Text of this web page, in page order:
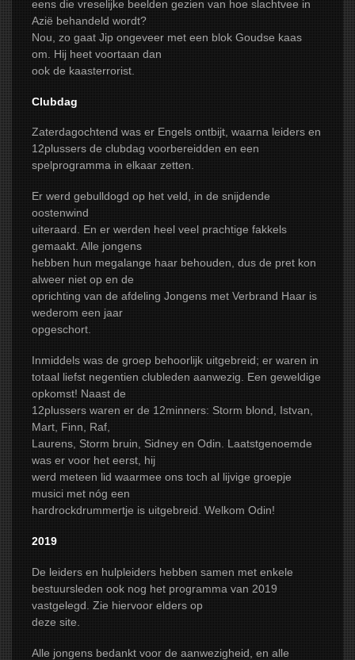
eens die vreselijke beelden gezien van hoe slachtvee in
Azië behandeld wordt?
Nou, zo gaat Jip ongeveer met een blok Goudse kaas
om. Hij heet voortaan dan
ook de kaasterrorist.
Clubdag
Zaterdagochtend was er Engels ontbijt, waarna leiders en
12plussers de clubdag voorbereidden en een
spelprogramma in elkaar zetten.
Er werd gebulldogd op het veld, in de snijdende
oostenwind
uiteraard. En er werden heel veel prachtige fakkels
gemaakt. Alle jongens
hebben hun megalange haar behouden, dus de pret kon
alweer niet op en de
oprichting van de afdeling Jongens met Verbrand Haar is
wederom een jaar
opgeschort.
Inmiddels was de groep behoorlijk uitgebreid; er waren in
totaal liefst negentien clubleden aanwezig. Een geweldige
opkomst! Naast de
12plussers waren er de 12minners: Storm blond, Istvan,
Mart, Finn, Raf,
Laurens, Storm bruin, Sidney en Odin. Laatstgenoemde
was er voor het eerst, hij
werd meteen lid waarmee ons toch al lijvige groepje
musici met nóg een
hardrockdrummertje is uitgebreid. Welkom Odin!
2019
De leiders en hulpleiders hebben samen met enkele
bestuursleden ook nog het programma van 2019
vastgelegd. Zie hiervoor elders op
deze site.
Alle jongens bedankt voor de aanwezigheid, en alle